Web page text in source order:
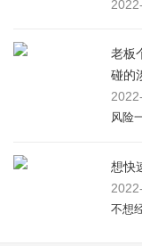
老板
碰的
想快